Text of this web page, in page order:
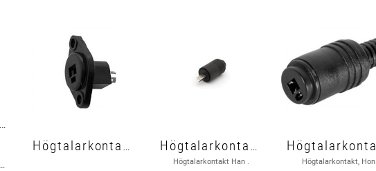
Högtalarkontakt chassie, Hon Högtalarkontakt Han HIGH QUALITY
Högtalarkontakt Han . Högtalarkontakt, Hon